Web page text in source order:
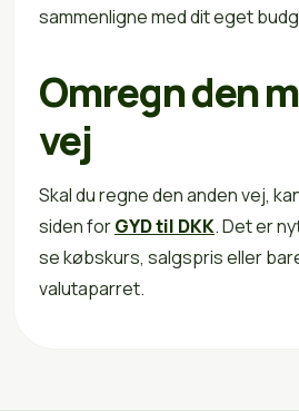
sammenligne med dit eget
Omregn den
vej
Skal du regne den anden vej,
siden forGYD til DKK. Det er
se købskurs, salgspris eller
valutaparret.